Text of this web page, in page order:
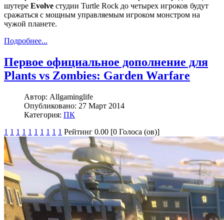
шутере Evolve студии Turtle Rock до четырех игроков будут
сражаться с мощным управляемым игроком монстром на
чужой планете.
Подробнее...
Первое официальное дополнение для
Plants vs Zombies: Garden Warfare
Автор: Allgaminglife
Опубликовано: 27 Март 2014
Категория: ПК
1 1 1 1 1 1 1 1 1 1 Рейтинг 0.00 [0 Голоса (ов)]